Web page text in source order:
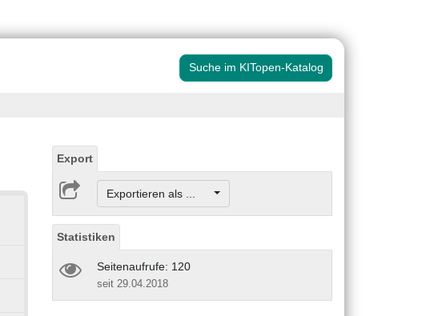
Suche im KITopen-Katalog
Export
Exportieren als ...
Statistiken
Seitenaufrufe: 120
seit 29.04.2018